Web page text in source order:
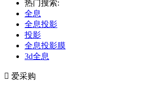
热门搜索:
全息
全息投影
投影
全息投影膜
3d全息
 爱采购